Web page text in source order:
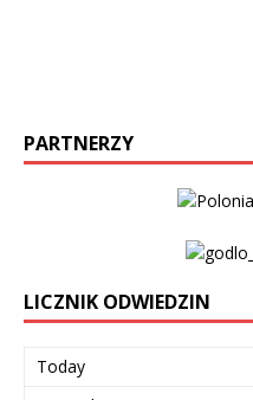
PARTNERZY
LICZNIK ODWIEDZIN
Today